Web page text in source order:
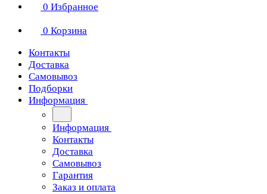
0 Избранное
0 Корзина
Контакты
Доставка
Самовывоз
Подборки
Информация
Информация
Контакты
Доставка
Самовывоз
Гарантия
Заказ и оплата